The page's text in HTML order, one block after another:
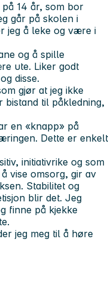
14 år, som bor
går på skolen i
jeg å leke og være i
og å spille
ute. Liker godt
disse.
gjør at jeg ikke
bistand til påkledning,
en «knapp» på
Dette er enkelt
initiativrike og som
vise omsorg, gir av
Stabilitet og
blir det. Jeg
finne på kjekke
jeg meg til å høre